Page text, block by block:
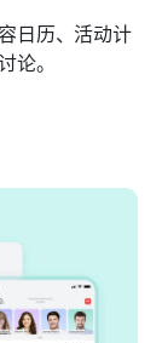
日历、活动计
论。